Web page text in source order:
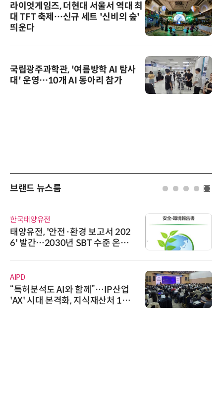
라이엇게임즈, 더현대 서울서 역대 최
대 TFT 축제…신규 세트 '신비의 숲'
띄운다
국립광주과학관, '여름방학 AI 탐사
대' 운영…10개 AI 동아리 참가
브랜드 뉴스룸
한국태양유전
태양유전, '안전·환경 보고서 202
6' 발간…2030년 SBT 수준 온실
AIPD
“특허분석도 AI와 함께”…IP산업
'AX' 시대 본격화, 지식재산처 1호